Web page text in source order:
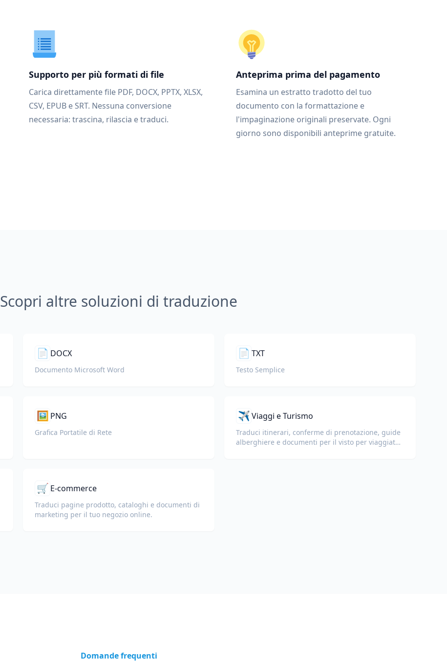
Supporto per più formati di file
Carica direttamente file PDF, DOCX, PPTX, XLSX,
CSV, EPUB e SRT. Nessuna conversione
necessaria: trascina, rilascia e traduci.
Anteprima prima del pagamento
Esamina un estratto tradotto del tuo
documento con la formattazione e
l'impaginazione originali preservate. Ogni
giorno sono disponibili anteprime gratuite.
Scopri altre soluzioni di traduzione
📄 DOCX
Documento Microsoft Word
📄 TXT
Testo Semplice
🖼️ PNG
Grafica Portatile di Rete
✈️Viaggi e Turismo
Traduci itinerari, conferme di prenotazione, guide
alberghiere e documenti per il visto per viaggiatori
🛒 E-commerce
Traduci pagine prodotto, cataloghi e documenti di
marketing per il tuo negozio online.
Domande frequenti